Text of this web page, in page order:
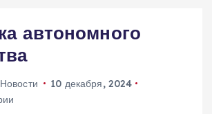
автономного
Новости
10 декабря, 2024